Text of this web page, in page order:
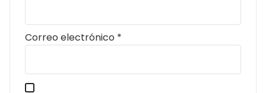
Correo electrónico *